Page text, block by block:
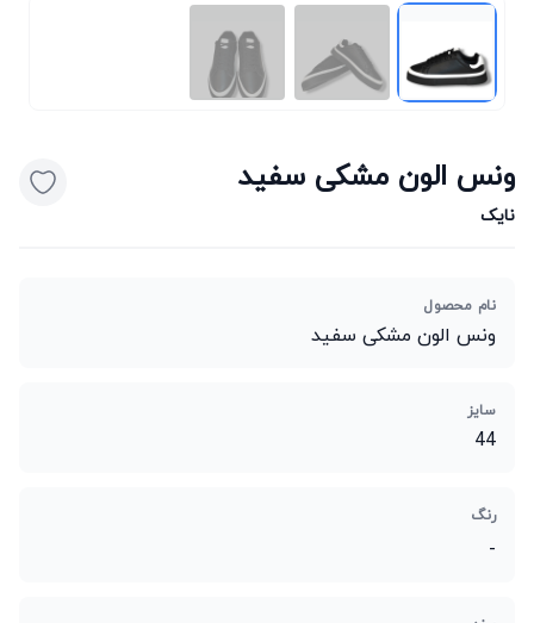
ونس الون مشکی سفید
نایک
نام محصول
ونس الون مشکی سفید
سایز
44
رنگ
-